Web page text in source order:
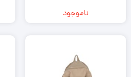
ناموجود